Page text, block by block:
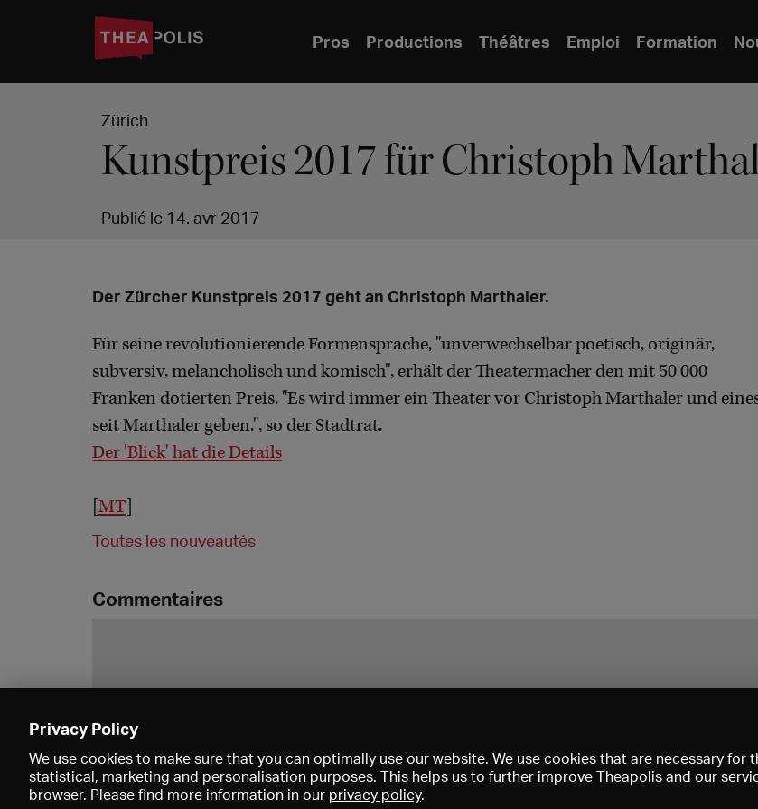
Pros Productions Théâtres Emploi Formation
Zürich
Kunstpreis 2017 für Christoph
Publié le 14. avr 2017
Der Zürcher Kunstpreis 2017 geht an Christoph Marthaler.
Für seine revolutionierende Formensprache, "unverwechselbar poetisch, originär,
subversiv, melancholisch und komisch", erhält der Theatermacher den mit 50 000
Franken dotierten Preis. "Es wird immer ein Theater vor Christoph Marthaler und
seit Marthaler geben.", so der Stadtrat.
Der 'Blick' hat die Details
MT
Toutes les nouveautés
Commentaires
Privacy Policy
We use cookies to make sure that you can optimally use our website. We use cookies that are necessary
statistical, marketing and personalisation purposes. This helps us to further improve Theapolis and our
browser. Please find more information in our privacy policy.